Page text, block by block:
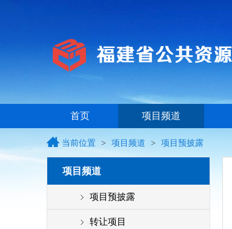
首页 项目频道
当前位置 > 项目频道 > 项目预披露
项目频道
项目预披露
转让项目